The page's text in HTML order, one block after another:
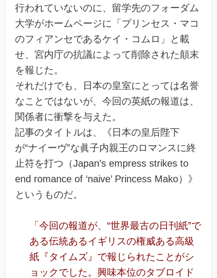
行われていないのに、留学先のフォーダム
大学がホームページに「プリンセス・マコ
のフィアンセであるケイ・コムロ」と載
せ、宮内庁の抗議によって削除された顛末
を報じた。
それだけでも、日本の皇室にとっては名誉
なことではないが、今回の英紙の報道は、
関係者に衝撃を与えた。
記事のタイトルは、《日本の皇后陛下
が“ナイーヴ”な眞子内親王のロマンスに終
止符を打つ（Japan’s empress strikes to
end romance of ‘naive’ Princess Mako）》
というものだ。
「今回の報道が、“世界最古の日刊紙”で
ある伝統あるイギリスの権威ある高級
紙『タイムズ』で報じられたことがシ
ョックでした。興味本位のタブロイド